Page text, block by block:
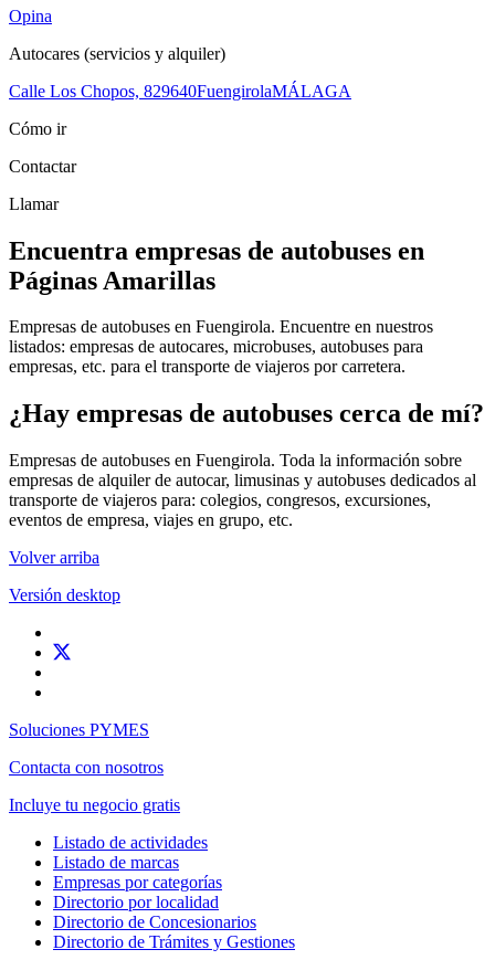
Opina
Autocares (servicios y alquiler)
Calle Los Chopos, 829640FuengirolaMÁLAGA
Cómo ir
Contactar
Llamar
Encuentra empresas de autobuses en
Páginas Amarillas
Empresas de autobuses en Fuengirola. Encuentre en nuestros
listados: empresas de autocares, microbuses, autobuses para
empresas, etc. para el transporte de viajeros por carretera.
¿Hay empresas de autobuses cerca de mí?
Empresas de autobuses en Fuengirola. Toda la información sobre
empresas de alquiler de autocar, limusinas y autobuses dedicados al
transporte de viajeros para: colegios, congresos, excursiones,
eventos de empresa, viajes en grupo, etc.
Volver arriba
Versión desktop
Soluciones PYMES
Contacta con nosotros
Incluye tu negocio gratis
Listado de actividades
Listado de marcas
Empresas por categorías
Directorio por localidad
Directorio de Concesionarios
Directorio de Trámites y Gestiones